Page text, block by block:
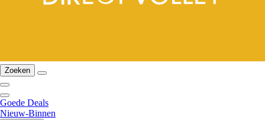
Zoeken
Goede Deals
Nieuw-Binnen